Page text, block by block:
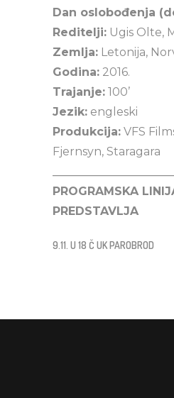
Dan oslobođenja
Reditelji: Ugis Olte,
Zemlja: Letonija,
Godina: 2016.
Trajanje: 100’
Jezik: engleski
Produkcija: VFS
Fjernsyn, Staragara
PROGRAMSKA
PREDSTAVLJA
9.11. U 18 Č UK PAROBROD